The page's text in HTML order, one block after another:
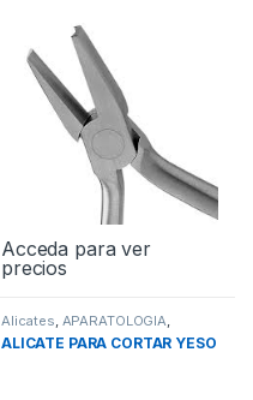
Acceda para ver
precios
Alicates, APARATOLOGIA,
Instrumental
ALICATE PARA CORTAR YESO